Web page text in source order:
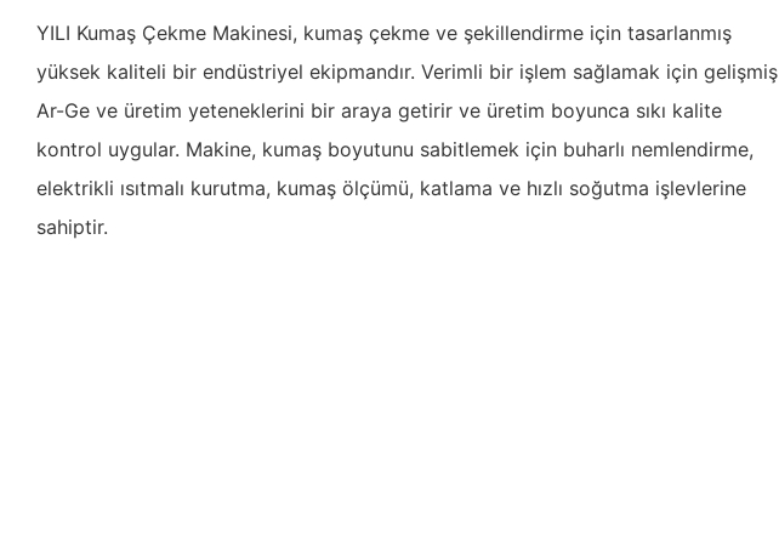
YILI Kumaş Çekme Makinesi, kumaş çekme ve şekillendirme için tasarlanmış
yüksek kaliteli bir endüstriyel ekipmandır. Verimli bir işlem sağlamak için gelişmiş
Ar-Ge ve üretim yeteneklerini bir araya getirir ve üretim boyunca sıkı kalite
kontrol uygular. Makine, kumaş boyutunu sabitlemek için buharlı nemlendirme,
elektrikli ısıtmalı kurutma, kumaş ölçümü, katlama ve hızlı soğutma işlevlerine
sahiptir.